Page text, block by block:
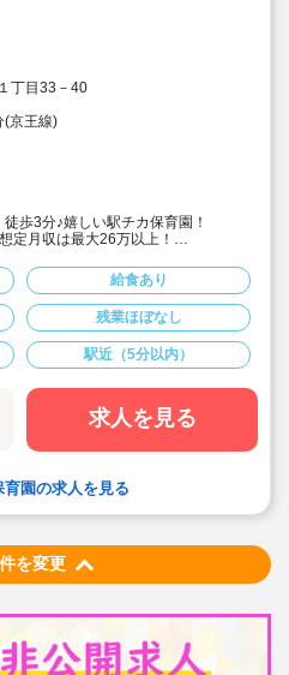
丁目33－40
(京王線)
歩3分♪嬉しい駅チカ保育園！
月収は最大26万以上！
量調理の経験者優遇。
な認可保育園！「愛情あふれる保
ます
仕事探しから入職後のフォローまで
たします☆
談ください！
給食あり
残業ほぼなし
駅近（5分以内）
求人を見る
園の求人を見る
を変更